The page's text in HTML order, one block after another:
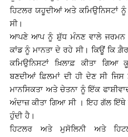
ਹਿਟਲਰ ਯਹੂਦੀਆਂ ਅਤੇ ਕਮਿਉਨਿਸਟਾਂ
ਸੀ।
ਆਪਣੇ ਆਪ ਨੂੰ ਸ਼ੁੱਧ ਮੰਨਣ ਵਾਲੇ ਜਰਮਨ
ਕਾਂਡ ਨੂੰ ਮਾਨਤਾ ਦੇ ਰਹੇ ਸੀ। ਕਿਊਂ
ਕਮਿਉਨਿਸਟਾਂ ਖ਼ਿਲਾਫ਼ ਕੀਤਾ ਗਿਆ
ਬਣਦੀਆਂ ਫ਼ਿਲਮਾਂ ਦੀ ਹੀ ਦੇਣ ਸੀ
ਮਾਨਸਿਕਤਾ ਅਤੇ ਚੇਤਨਾ ਨੂੰ ਇੱਕ
ਅੰਦਾਜ਼ ਕੀਤਾ ਗਿਆ ਸੀ । ਇਹ ਗੱਲ ਇੱਥੇ
ਹੁੰਦੀ ਹੈ।
ਹਿਟਲਰ ਅਤੇ ਮੁਸੋਲਿਨੀ ਅਤੇ